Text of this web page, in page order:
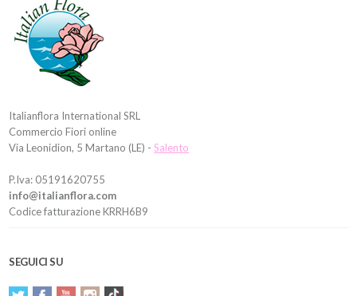
Italianflora International SRL
Commercio Fiori online
Via Leonidion, 5 Martano (LE) -Salento
P.Iva: 05191620755
info@italianflora.com
Codice fatturazione KRRH6B9
SEGUICI SU